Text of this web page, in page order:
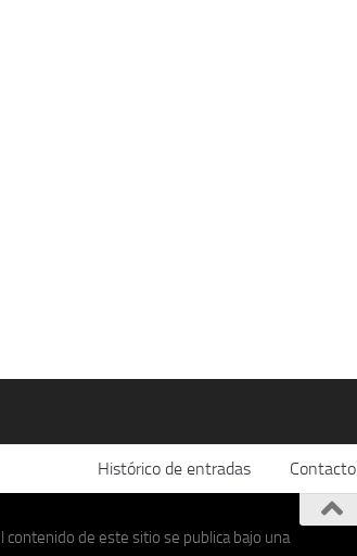
Histórico de entradas Contacto
de este sitio se publica bajo una